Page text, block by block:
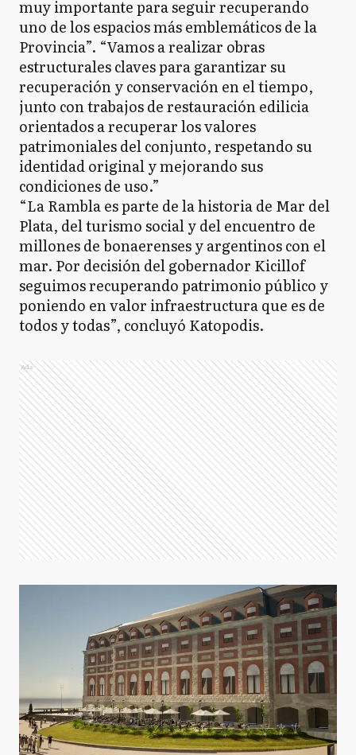
muy importante para seguir recuperando
uno de los espacios más emblemáticos de la
Provincia”. “Vamos a realizar obras
estructurales claves para garantizar su
recuperación y conservación en el tiempo,
junto con trabajos de restauración edilicia
orientados a recuperar los valores
patrimoniales del conjunto, respetando su
identidad original y mejorando sus
condiciones de uso.”
“La Rambla es parte de la historia de Mar del
Plata, del turismo social y del encuentro de
millones de bonaerenses y argentinos con el
mar. Por decisión del gobernador Kicillof
seguimos recuperando patrimonio público y
poniendo en valor infraestructura que es de
todos y todas”, concluyó Katopodis.
Ads